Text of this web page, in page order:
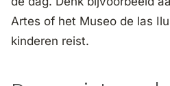
Artes of het Museo de las
kinderen reist.